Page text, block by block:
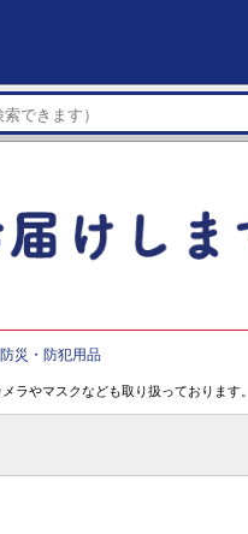
災・防犯用品
ラやマスクなども取り扱っております。